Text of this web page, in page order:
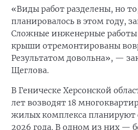
«Виды работ разделены, но
планировалось в этом году,
Сложные инженерные работы
крыши отремонтированы
Результатом довольна», —
Щеглова.
В Геническе Херсонской
лет возводят 18
жилых комплекса планируют
2026 года. В одном из них —